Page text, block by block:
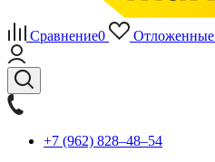
Сравнение0 Отложенные
+7 (962) 828‒48‒54